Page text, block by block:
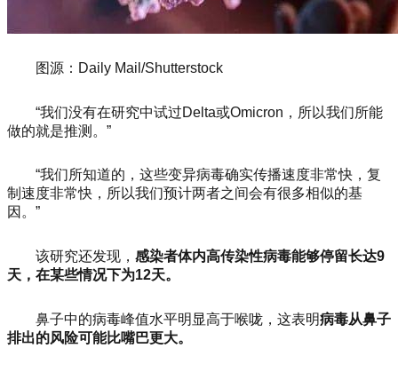
图源： Daily Mail/Shutterstock
“我们没有在研究中试过Delta或Omicron，所以我们所能
做的就是推测。”
“我们所知道的，这些变异病毒确实传播速度非常快，复
制速度非常快，所以我们预计两者之间会有很多相似的基
因。”
该研究还发现， 感染者体内高传染性病毒能够停留长达9
天，在某些情况下为12天。
鼻子中的病毒峰值水平明显高于喉咙，这表明病毒从鼻子
排出的风险可能比嘴巴更大。